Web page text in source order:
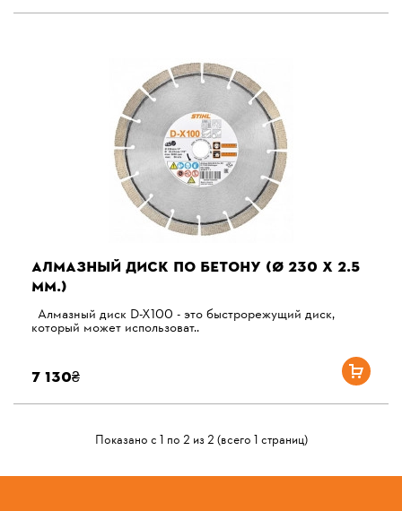
АЛМАЗНЫЙ ДИСК ПО БЕТОНУ (Ø 230 Х 2.5
ММ.)
Алмазный диск D-X100 - это быстрорежущий диск,
который может использоват..
7 130₴
Показано с 1 по 2 из 2 (всего 1 страниц)